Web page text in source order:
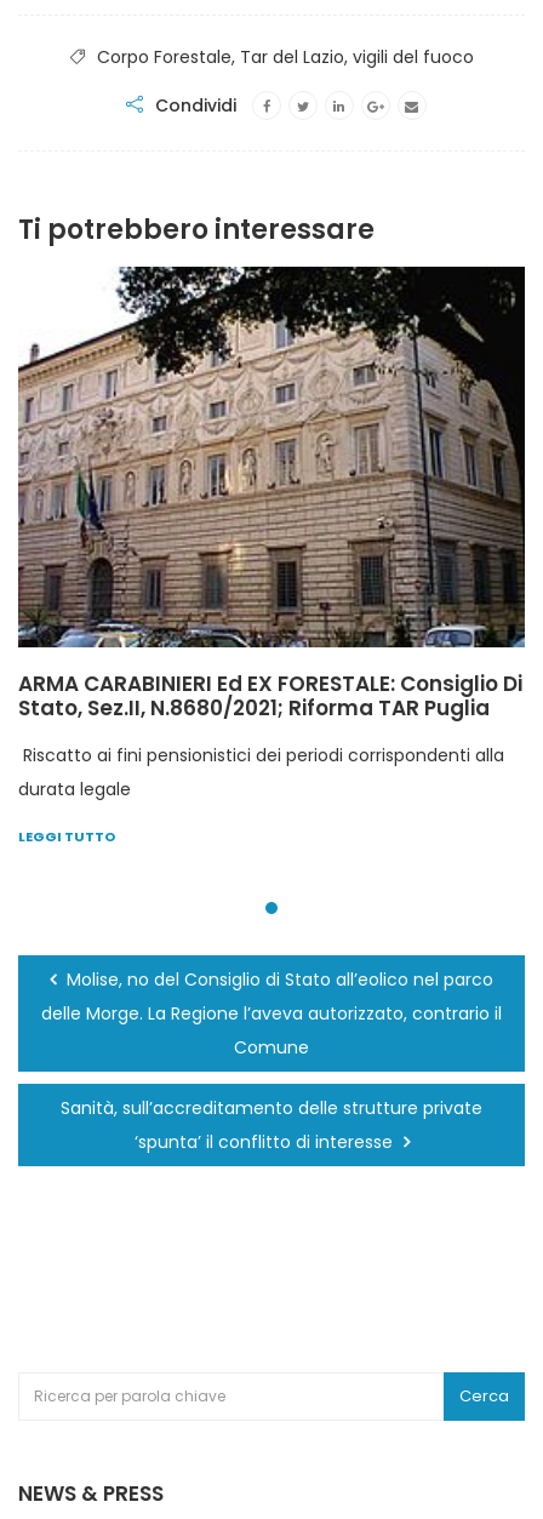
Corpo Forestale, Tar del Lazio, vigili del fuoco
Condividi
Ti potrebbero interessare
ARMA CARABINIERI Ed EX FORESTALE: Consiglio Di
Stato, Sez.II, N.8680/2021; Riforma TAR Puglia
Riscatto ai fini pensionistici dei periodi corrispondenti alla
durata legale
LEGGI TUTTO
Molise, no del Consiglio di Stato all’eolico nel parco
delle Morge. La Regione l’aveva autorizzato, contrario il
Comune
Sanità, sull’accreditamento delle strutture private
‘spunta’ il conflitto di interesse
Cerca
NEWS & PRESS